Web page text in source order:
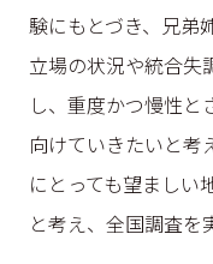
験にもとづき、兄弟
立場の状況や統合失
し、重度かつ慢性
向けていきたいと考
にとっても望ましい
と考え、全国調査を